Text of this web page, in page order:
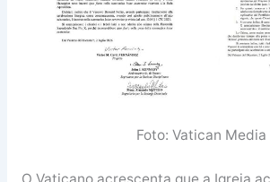
Foto: Vatican Media